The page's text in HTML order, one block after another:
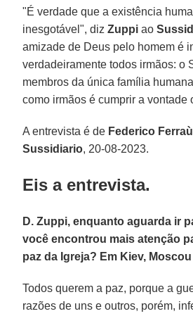
"É verdade que a existência
inesgotável", dizZuppi ao
amizade de Deus pelo homem é
verdadeiramente todos irmãos: o
membros da única família
como irmãos é cumprir a vontade
A entrevista é de Federico Ferraù
Sussidiario, 20-08-2023.
Eis a entrevista.
D. Zuppi, enquanto aguarda ir
você encontrou mais atenção
paz da Igreja? Em Kiev,
Todos querem a paz, porque a
razões de uns e outros, porém,